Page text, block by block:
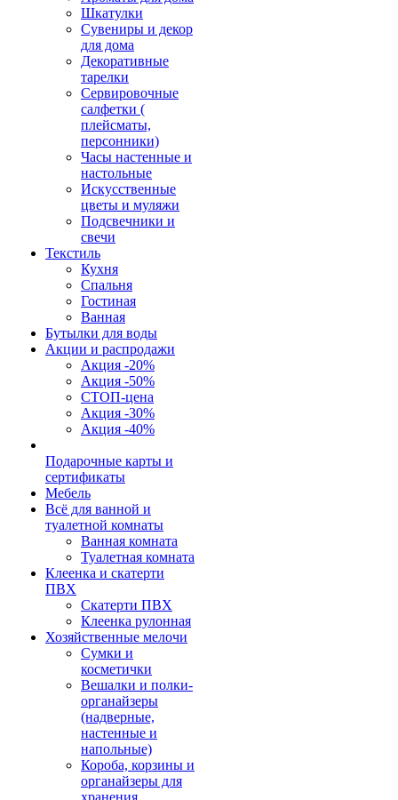
Шкатулки
Сувениры и декор
для дома
Декоративные
тарелки
Сервировочные
салфетки (
плейсматы,
персонники)
Часы настенные и
настольные
Искусственные
цветы и муляжи
Подсвечники и
свечи
Текстиль
Кухня
Спальня
Гостиная
Ванная
Бутылки для воды
Акции и распродажи
Акция -20%
Акция -50%
СТОП-цена
Акция -30%
Акция -40%
Подарочные карты и
сертификаты
Мебель
Всё для ванной и
туалетной комнаты
Ванная комната
Туалетная комната
Клеенка и скатерти
ПВХ
Скатерти ПВХ
Клеенка рулонная
Хозяйственные мелочи
Сумки и
косметички
Вешалки и полки-
органайзеры
(надверные,
настенные и
напольные)
Короба, корзины и
органайзеры для
хранения